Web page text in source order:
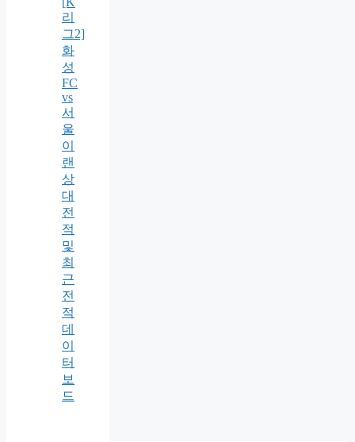
리
그2]
화
성
FC
vs
서
울
이
랜
상
대
전
적
및
최
근
전
적
데
이
터
보
드